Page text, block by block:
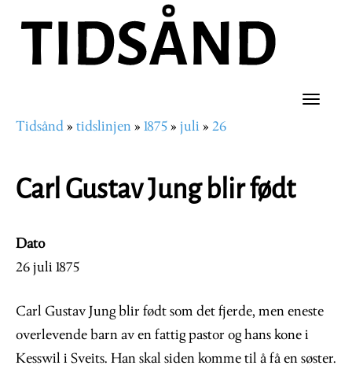
hovedinnhold
Toggle
Navigasjonssti
Tidsånd tidslinjen 1875 juli 26
Carl Gustav Jung blir født
Dato
26 juli 1875
Carl Gustav Jung blir født som det fjerde, men eneste
overlevende barn av en fattig pastor og hans kone i
Kesswil i Sveits. Han skal siden komme til å få en søster.